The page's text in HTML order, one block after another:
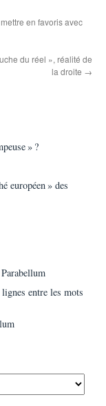
en favoris avec
du réel », réalité de
la droite →
» ?
européen » des
entre les mots